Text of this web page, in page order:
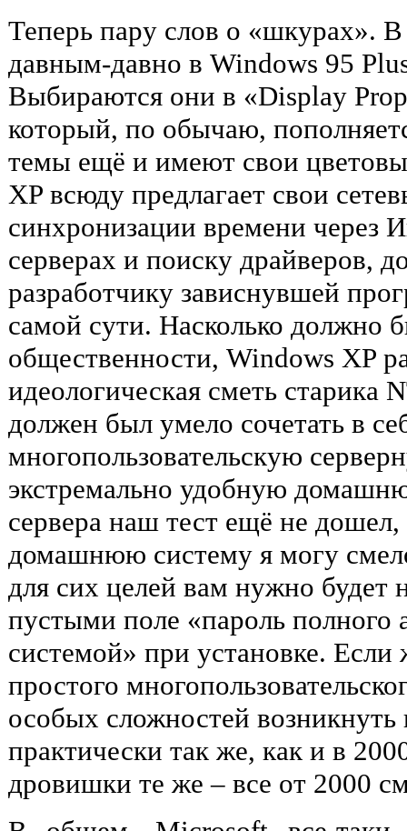
Теперь пару слов о «шкурах».
давным-давно в Windows 95
Выбираются они в «Display
который, по обычаю,
темы ещё и имеют свои
XP всюду предлагает свои
синхронизации времени через
серверах и поиску драйверов,
разработчику зависнувшей
самой сути. Насколько должно
общественности, Windows XP
идеологическая сметь старика
должен был умело сочетать в
многопользовательскую
экстремально удобную
сервера наш тест ещё не
домашнюю систему я могу
для сих целей вам нужно будет
пустыми поле «пароль полного
системой» при установке. Если
простого
особых сложностей
практически так же, как и в
дровишки те же – все от 2000